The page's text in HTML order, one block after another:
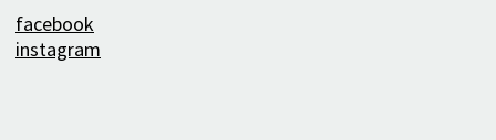
facebook
instagram